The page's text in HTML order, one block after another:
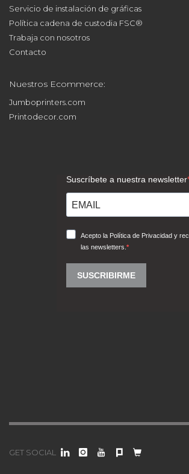
Servicio de instalación de gráficas
Política cadena de custodia FSC®
Trabaja con nosotros
Contacto
Nuestros Ecommerce:
Jumboprinters.com
Printodecor.com
GET SOCIAL